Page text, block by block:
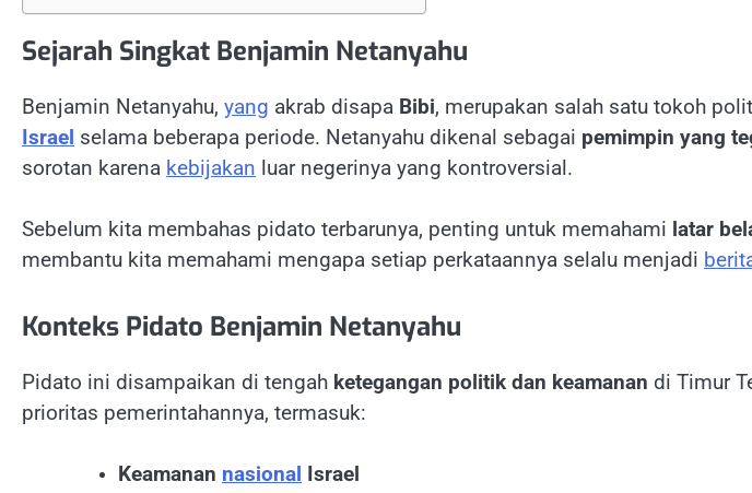
Sejarah Singkat Benjamin Netanyahu
Benjamin Netanyahu, yang akrab disapa Bibi, merupakan salah satu tokoh
Israel selama beberapa periode. Netanyahu dikenal sebagai pemimpin yang
sorotan karena kebijakan luar negerinya yang kontroversial.
Sebelum kita membahas pidato terbarunya, penting untuk memahami latar
membantu kita memahami mengapa setiap perkataannya selalu menjadi
Konteks Pidato Benjamin Netanyahu
Pidato ini disampaikan di tengah ketegangan politik dan keamanan di Timur
prioritas pemerintahannya, termasuk:
Keamanan nasional Israel